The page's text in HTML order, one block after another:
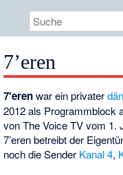
7’eren
7'erenwar ein privater
2012 als Programmblock
von The Voice TV vom 1.
7’eren betreibt der
noch die Sender Kanal 4,